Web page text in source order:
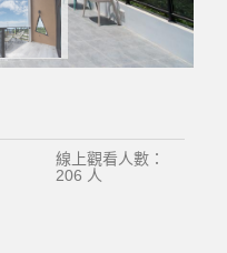
線上觀看人數：
206 人